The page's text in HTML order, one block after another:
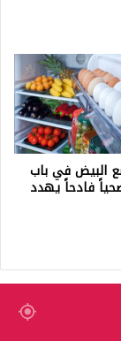
البيض في باب
فادحاً يهدد